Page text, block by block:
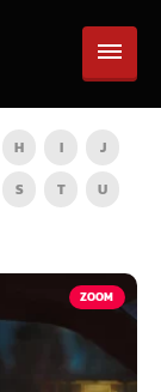
H I
J
S T
U